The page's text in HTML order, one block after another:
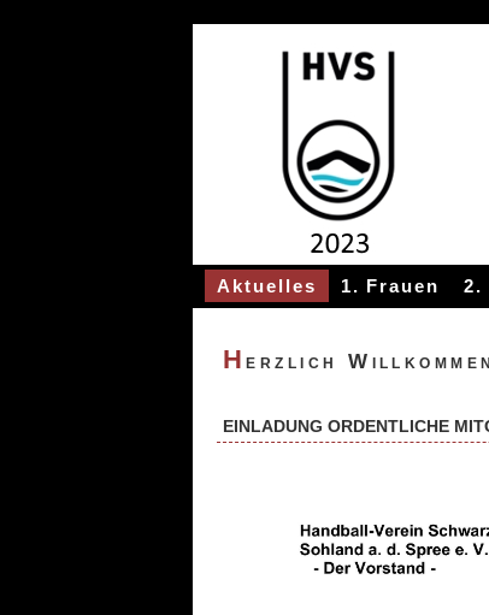
Aktuelles 1. Frauen 2.
Herzlich
EINLADUNG ORDENTLICHE